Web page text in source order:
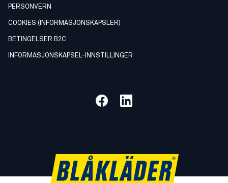
PERSONVERN
COOKIES (INFORMASJONSKAPSLER)
BETINGELSER B2C
INFORMASJONSKAPSEL-INNSTILLINGER